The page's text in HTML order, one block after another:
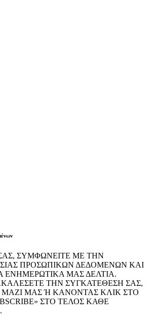
ΣΥΜΦΩΝΕΙΤΕ ΜΕ ΤΗΝ
ΠΡΟΣΩΠΙΚΩΝ ΔΕΔΟΜΕΝΩΝ ΚΑΙ
ΜΑΣ ΔΕΛΤΙΑ.
ΤΗΝ ΣΥΓΚΑΤΕΘΕΣΗ ΣΑΣ,
ΜΑΣ Ή ΚΑΝΟΝΤΑΣ ΚΛΙΚ ΣΤΟ
ΣΤΟ ΤΕΛΟΣ ΚΑΘΕ